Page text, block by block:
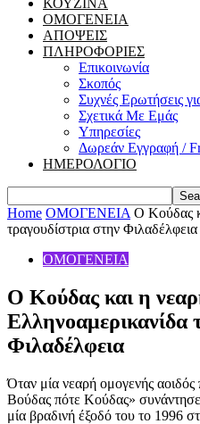
ΚΟΥΖΙΝΑ
ΟΜΟΓΕΝΕΙΑ
ΑΠΟΨΕΙΣ
ΠΛΗΡΟΦΟΡΙΕΣ
Επικοινωνία
Σκοπός
Συχνές Ερωτήσεις
Σχετικά Με Εμάς
Υπηρεσίες
Δωρεάν Εγγραφή /
ΗΜΕΡΟΛΟΓΙΟ
Home ΟΜΟΓΕΝΕΙΑ Ο Κούδας
τραγουδίστρια στην Φιλαδέλφεια
ΟΜΟΓΕΝΕΙΑ
Ο Κούδας και η
Ελληνοαμερικανίδα
Φιλαδέλφεια
Όταν μία νεαρή ομογενής
Βούδας πότε Κούδας»
μία βραδινή έξοδό του το 1996